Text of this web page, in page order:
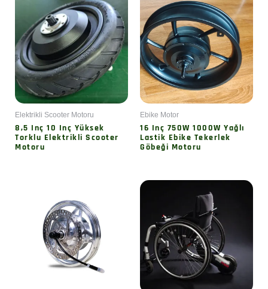
Elektrikli Scooter Motoru
8,5 Inç 10 Inç Yüksek
Torklu Elektrikli Scooter
Motoru
Ebike Motor
16 Inç 750W 1000W Yağlı
Lastik Ebike Tekerlek
Göbeği Motoru